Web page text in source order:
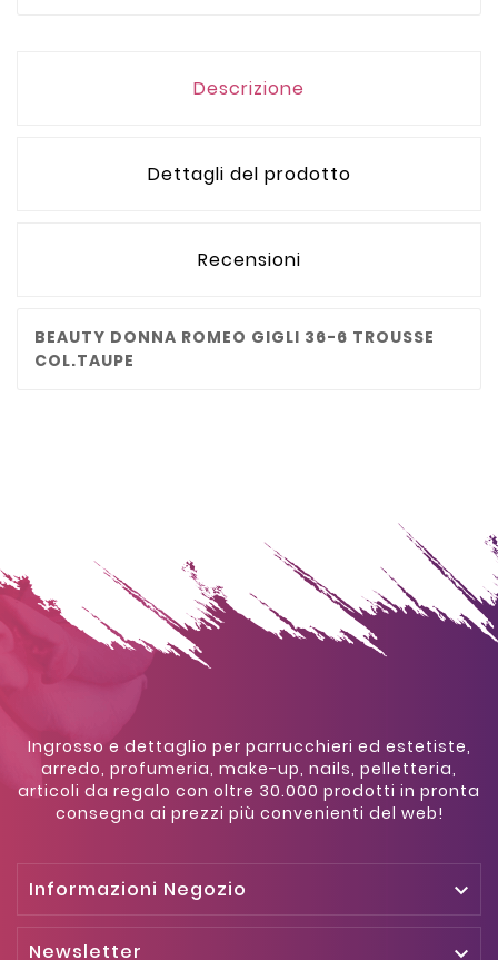
Descrizione
Dettagli del prodotto
Recensioni
BEAUTY DONNA ROMEO GIGLI 36-6 TROUSSE
COL.TAUPE
Ingrosso e dettaglio per parrucchieri ed estetiste,
arredo, profumeria, make-up, nails, pelletteria,
articoli da regalo con oltre 30.000 prodotti in pronta
consegna ai prezzi più convenienti del web!
Informazioni Negozio 
Newsletter 